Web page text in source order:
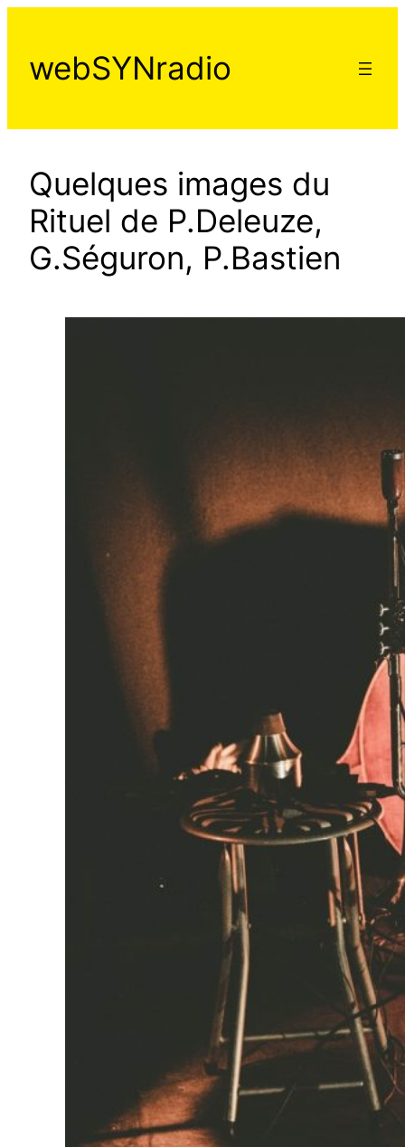
contenu
webSYNradio
Quelques images du
Rituel de P.Deleuze,
G.Séguron, P.Bastien